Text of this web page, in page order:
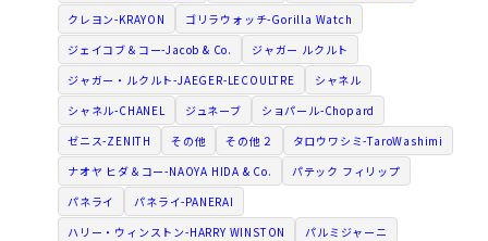
クレヨン-KRAYON
ゴリラウォッチ-Gorilla Watch
ジェイコブ＆コー-Jacob & Co.
ジャガー ルクルト
ジャガー・ルクルト-JAEGER-LECOULTRE
シャネル
シャネル-CHANEL
ジュネーブ
ショパール-Chopard
ゼニス-ZENITH
その他 その他２
タロウワシミ-TaroWashimi
ナオヤ ヒダ＆コー-NAOYA HIDA & Co.
パテック フィリップ
パネライ
パネライ-PANERAI
ハリー・ウィンストン-HARRY WINSTON
パルミジャーニ